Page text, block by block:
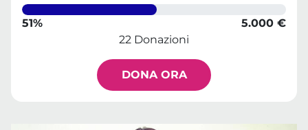
51%
5.000 €
22 Donazioni
DONA ORA